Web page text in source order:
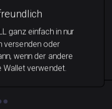
ganz einfach in nur
versenden oder
wenn der andere
Wallet verwendet.